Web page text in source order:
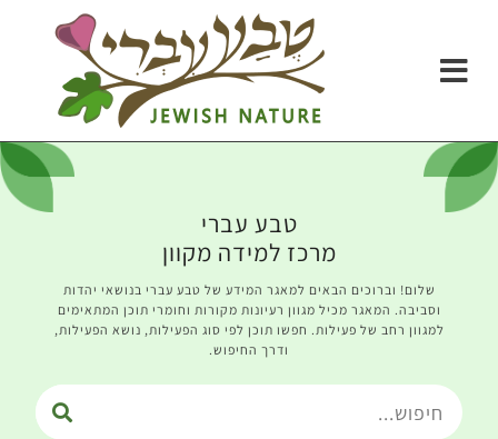
טבע עברי
מרכז למידה מקוון
שלום! וברוכים הבאים למאגר המידע של טבע עברי בנושאי יהדות
וסביבה. המאגר מכיל מגוון רעיונות מקורות וחומרי תוכן המתאימים
למגוון רחב של פעילות. חפשו תוכן לפי סוג הפעילות, נושא הפעילות,
ודרך החיפוש.